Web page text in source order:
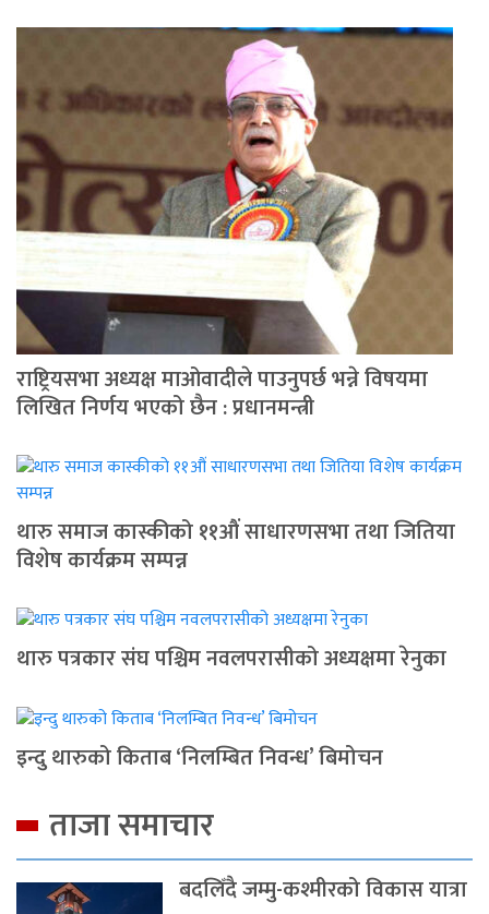
राष्ट्रियसभा अध्यक्ष माओवादीले पाउनुपर्छ भन्ने विषयमा
लिखित निर्णय भएको छैन : प्रधानमन्त्री
थारु समाज कास्कीको ११औं साधारणसभा तथा जितिया
विशेष कार्यक्रम सम्पन्न
थारु पत्रकार संघ पश्चिम नवलपरासीको अध्यक्षमा रेनुका
इन्दु थारुको किताब ‘निलम्बित निवन्ध’ बिमोचन
ताजा समाचार
बदलिँदै जम्मु-कश्मीरको विकास यात्रा